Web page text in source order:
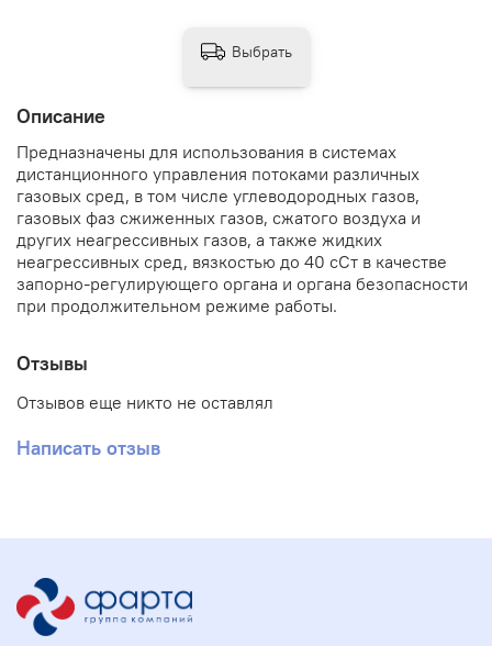
Описание
Предназначены для использования в системах
дистанционного управления потоками различных
газовых сред, в том числе углеводородных газов,
газовых фаз сжиженных газов, сжатого воздуха и
других неагрессивных газов, а также жидких
неагрессивных сред, вязкостью до 40 сСт в качестве
запорно-регулирующего органа и органа безопасности
при продолжительном режиме работы.
Отзывы
Отзывов еще никто не оставлял
Написать отзыв
Выбрать